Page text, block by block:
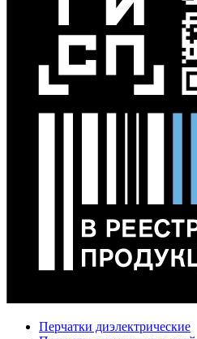
Перчатки диэлектрические